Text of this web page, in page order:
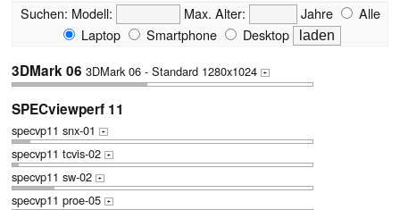
Suchen: Modell: Max. Alter: Jahre
Alle
Laptop
Smartphone Desktop
3DMark 06 3DMark 06 - Standard 1280x1024 +
SPECviewperf 11
specvp11 snx-01 +
specvp11 tcvis-02 +
specvp11 sw-02 +
specvp11 proe-05 +